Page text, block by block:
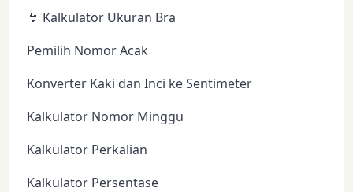
👙 Kalkulator Ukuran Bra
Pemilih Nomor Acak
Konverter Kaki dan Inci ke Sentimeter
Kalkulator Nomor Minggu
Kalkulator Perkalian
Kalkulator Persentase